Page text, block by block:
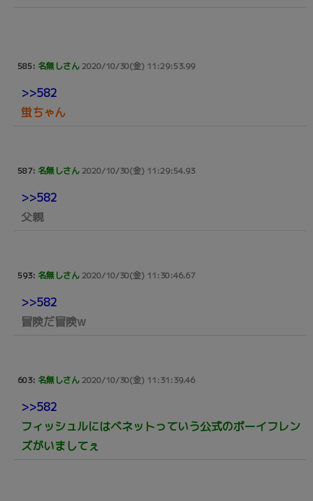
585: 名無しさん2020/10/30(金) 11:29:53.99
>>582
蛍ちゃん
587: 名無しさん2020/10/30(金) 11:29:54.93
>>582
父親
593: 名無しさん2020/10/30(金) 11:30:46.67
>>582
冒険だ冒険w
603: 名無しさん2020/10/30(金) 11:31:39.46
>>582
フィッシュルにはベネットっていう公式のボーイフレン
ズがいましてぇ